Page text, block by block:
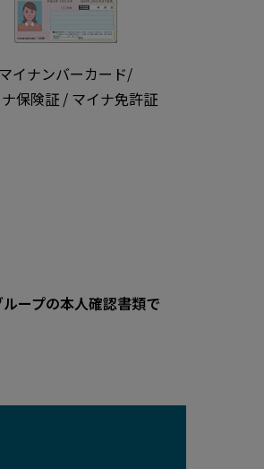
マイナンバーカード/
保険証 / マイナ免許証
ープの本人確認書類で